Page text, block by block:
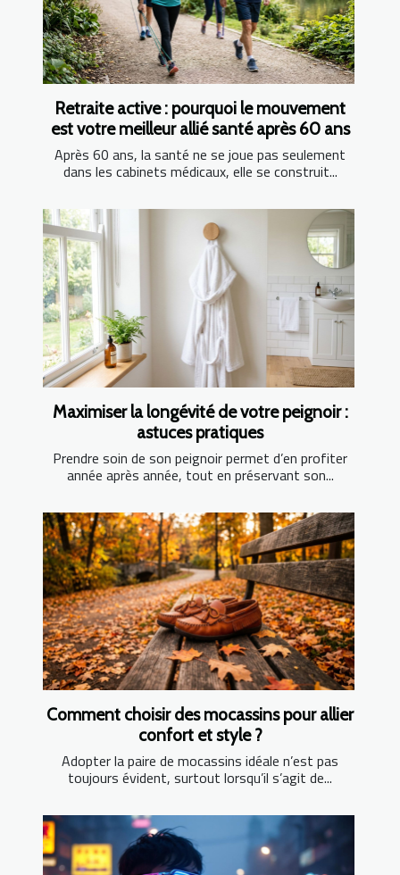
Retraite active : pourquoi le mouvement
est votre meilleur allié santé après 60 ans
Après 60 ans, la santé ne se joue pas seulement
dans les cabinets médicaux, elle se construit...
Maximiser la longévité de votre peignoir :
astuces pratiques
Prendre soin de son peignoir permet d’en profiter
année après année, tout en préservant son...
Comment choisir des mocassins pour allier
confort et style ?
Adopter la paire de mocassins idéale n’est pas
toujours évident, surtout lorsqu’il s’agit de...